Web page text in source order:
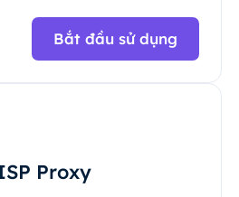
Bắt đầu sử dụng
Proxy